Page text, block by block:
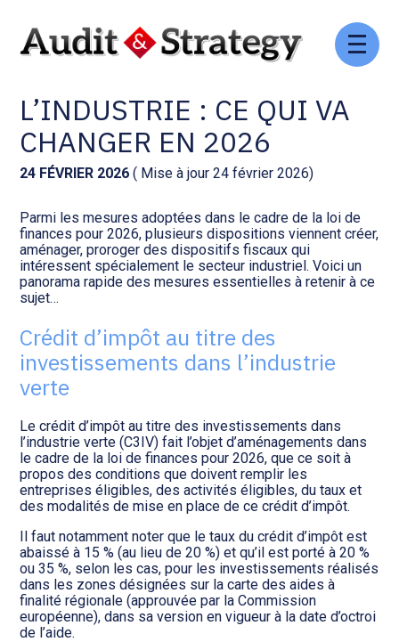
Aller
Comptabilité et conseil
Social et ressources humaines
Assistance juridique
Audit légal
Gestion de patrimoine
Procédures collectives
Transition numérique
Gestion des documents : ISuite
Tenue de votre comptabilité :
ACD
Facturation et pilotage :
Facturation et pilotage : MEG
Analyse et tableau de bord :
WAIBI
Gérer vos ressources
humaines : SILAE
L’INDUSTRIE : CE QUI VA
CHANGER EN 2026
24 FÉVRIER 2026 ( Mise à jour 24 février 2026)
Parmi les mesures adoptées dans le cadre de la loi de
finances pour 2026, plusieurs dispositions viennent créer,
aménager, proroger des dispositifs fiscaux qui
intéressent spécialement le secteur industriel. Voici un
panorama rapide des mesures essentielles à retenir à ce
sujet…
Crédit d’impôt au titre des
investissements dans l’industrie
verte
Le crédit d’impôt au titre des investissements dans
l’industrie verte (C3IV) fait l’objet d’aménagements dans
le cadre de la loi de finances pour 2026, que ce soit à
propos des conditions que doivent remplir les
entreprises éligibles, des activités éligibles, du taux et
des modalités de mise en place de ce crédit d’impôt.
Il faut notamment noter que le taux du crédit d’impôt est
abaissé à 15 % (au lieu de 20 %) et qu’il est porté à 20 %
ou 35 %, selon les cas, pour les investissements réalisés
dans les zones désignées sur la carte des aides à
finalité régionale (approuvée par la Commission
européenne), dans sa version en vigueur à la date d’octroi
de l’aide.